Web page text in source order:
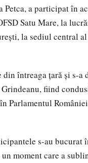
a participat în
Satu Mare, la
la sediul central
întreaga țară și s-a
fiind
Parlamentul
s-au bucurat
moment care a